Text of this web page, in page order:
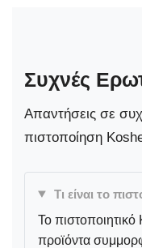
Συχνές
Απαντήσεις σε
πιστοποίηση
Τι είναι το
Το πιστοποιητικό
προϊόντα